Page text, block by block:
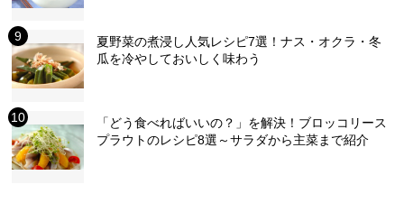
夏野菜の煮浸し人気レシピ7選！ナス・オクラ・冬
瓜を冷やしておいしく味わう
「どう食べればいいの？」を解決！ブロッコリース
プラウトのレシピ8選～サラダから主菜まで紹介